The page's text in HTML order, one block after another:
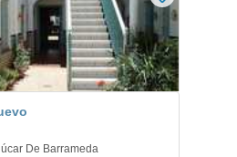
De Barrameda